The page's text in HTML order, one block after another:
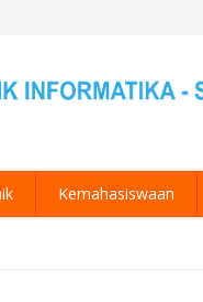
Kemahasiswaan